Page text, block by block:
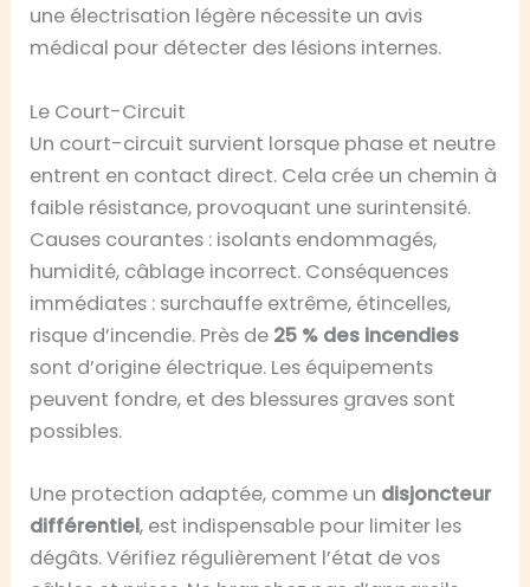
une électrisation légère nécessite un avis
médical pour détecter des lésions internes.
Le Court-Circuit
Un court-circuit survient lorsque phase et neutre
entrent en contact direct. Cela crée un chemin à
faible résistance, provoquant une surintensité.
Causes courantes : isolants endommagés,
humidité, câblage incorrect. Conséquences
immédiates : surchauffe extrême, étincelles,
risque d’incendie. Près de 25 % des incendies
sont d’origine électrique. Les équipements
peuvent fondre, et des blessures graves sont
possibles.
Une protection adaptée, comme un disjoncteur
différentiel, est indispensable pour limiter les
dégâts. Vérifiez régulièrement l’état de vos